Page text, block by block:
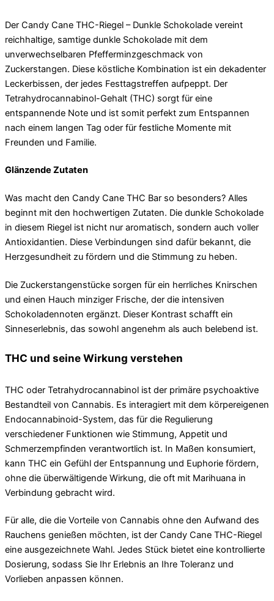
Der Candy Cane THC-Riegel – Dunkle Schokolade vereint
reichhaltige, samtige dunkle Schokolade mit dem
unverwechselbaren Pfefferminzgeschmack von
Zuckerstangen. Diese köstliche Kombination ist ein dekadenter
Leckerbissen, der jedes Festtagstreffen aufpeppt. Der
Tetrahydrocannabinol-Gehalt (THC) sorgt für eine
entspannende Note und ist somit perfekt zum Entspannen
nach einem langen Tag oder für festliche Momente mit
Freunden und Familie.
Glänzende Zutaten
Was macht den Candy Cane THC Bar so besonders? Alles
beginnt mit den hochwertigen Zutaten. Die dunkle Schokolade
in diesem Riegel ist nicht nur aromatisch, sondern auch voller
Antioxidantien. Diese Verbindungen sind dafür bekannt, die
Herzgesundheit zu fördern und die Stimmung zu heben.
Die Zuckerstangenstücke sorgen für ein herrliches Knirschen
und einen Hauch minziger Frische, der die intensiven
Schokoladennoten ergänzt. Dieser Kontrast schafft ein
Sinneserlebnis, das sowohl angenehm als auch belebend ist.
THC und seine Wirkung verstehen
THC oder Tetrahydrocannabinol ist der primäre psychoaktive
Bestandteil von Cannabis. Es interagiert mit dem körpereigenen
Endocannabinoid-System, das für die Regulierung
verschiedener Funktionen wie Stimmung, Appetit und
Schmerzempfinden verantwortlich ist. In Maßen konsumiert,
kann THC ein Gefühl der Entspannung und Euphorie fördern,
ohne die überwältigende Wirkung, die oft mit Marihuana in
Verbindung gebracht wird.
Für alle, die die Vorteile von Cannabis ohne den Aufwand des
Rauchens genießen möchten, ist der Candy Cane THC-Riegel
eine ausgezeichnete Wahl. Jedes Stück bietet eine kontrollierte
Dosierung, sodass Sie Ihr Erlebnis an Ihre Toleranz und
Vorlieben anpassen können.